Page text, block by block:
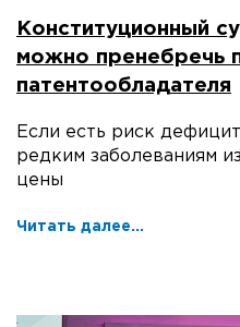
Конституционный
можно пренебречь
патентообладателя
Если есть риск
редким заболеваниям
цены
Читать далее...